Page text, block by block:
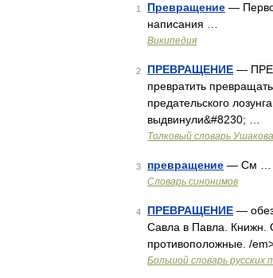
1 Превращение —
написания …
Википедия
2 ПРЕВРАЩЕНИЕ —
превратить
предательского
выдвинули&#8230; …
Толковый словарь Ушакова
3 превращение — См …
Словарь синонимов
4 ПРЕВРАЩЕНИЕ —
Савла в Павла. Книжн.
противоположные. /
Большой словарь русских